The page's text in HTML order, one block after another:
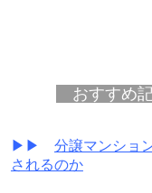
おすすめ
▶▶ 分譲マンショ
されるのか